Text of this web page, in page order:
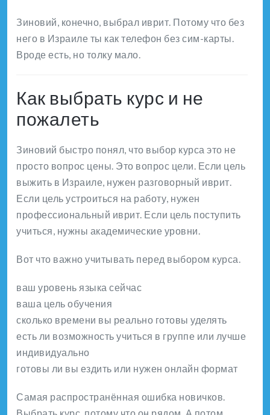
Зиновий, конечно, выбрал иврит. Потому что без
него в Израиле ты как телефон без сим-карты.
Вроде есть, но толку мало.
Как выбрать курс и не
пожалеть
Зиновий быстро понял, что выбор курса это не
просто вопрос цены. Это вопрос цели. Если цель
выжить в Израиле, нужен разговорный иврит.
Если цель устроиться на работу, нужен
профессиональный иврит. Если цель поступить
учиться, нужны академические уровни.
Вот что важно учитывать перед выбором курса.
ваш уровень языка сейчас
ваша цель обучения
сколько времени вы реально готовы уделять
есть ли возможность учиться в группе или лучше
индивидуально
готовы ли вы ездить или нужен онлайн формат
Самая распространённая ошибка новичков.